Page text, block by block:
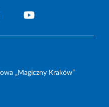
„Magiczny Kraków”